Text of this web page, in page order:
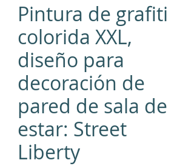
Pintura de grafiti
colorida XXL,
diseño para
decoración de
pared de sala de
estar: Street
Liberty